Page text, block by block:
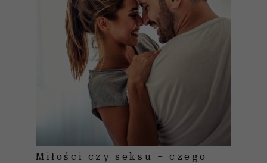
Miłości czy seksu – czego